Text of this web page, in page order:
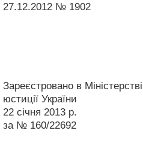
27.12.2012 № 1902
Зареєстровано в Міністерстві
юстиції України
22 січня 2013 р.
за № 160/22692